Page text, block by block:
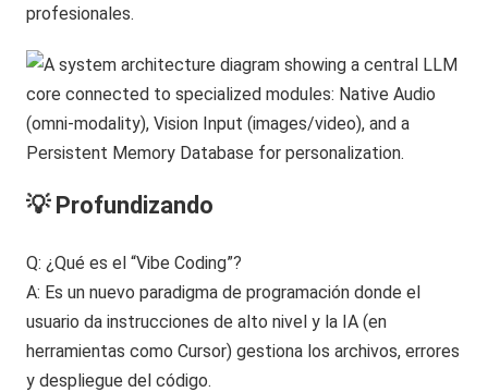
profesionales.
💡 Profundizando
Q: ¿Qué es el “Vibe Coding”?
A: Es un nuevo paradigma de programación donde el
usuario da instrucciones de alto nivel y la IA (en
herramientas como Cursor) gestiona los archivos, errores
y despliegue del código.